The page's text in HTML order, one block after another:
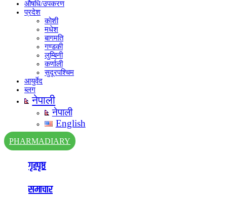
औषधि/उपकरण
प्रदेश
कोशी
मधेश
बागमति
गण्डकी
लुम्बिनी
कर्णाली
सुदूरपश्चिम
आयुर्वेद
ब्लग
नेपाली
नेपाली
English
PHARMADIARY
गृहपृष्ठ
समाचार